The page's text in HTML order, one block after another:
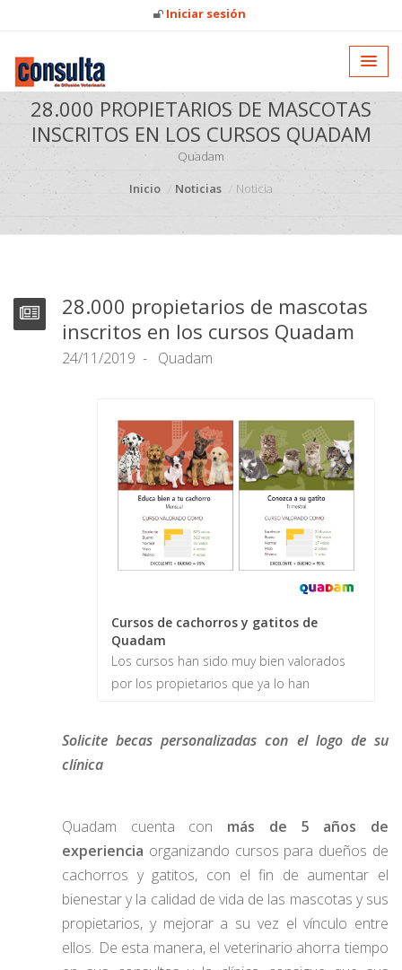
Iniciar sesión
28.000 PROPIETARIOS DE MASCOTAS
INSCRITOS EN LOS CURSOS QUADAM
Quadam
Inicio
Noticias Noticia
28.000 propietarios de mascotas
inscritos en los cursos Quadam
24/11/2019 Quadam
Cursos de cachorros y gatitos de
Quadam
Los cursos han sido muy bien valorados
por los propietarios que ya lo han
Solicite becas personalizadas con el logo de su
clínica
Quadam cuenta con más de 5 años de
experiencia organizando cursos para dueños de
cachorros y gatitos, con el fin de aumentar el
bienestar y la calidad de vida de las mascotas y sus
propietarios, y mejorar a su vez el vínculo entre
ellos. De esta manera, el veterinario ahorra tiempo